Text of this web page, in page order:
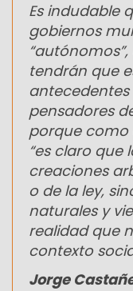
Es indudable
gobiernos
tendrán que
antecedentes
pensadores
porque como
“es claro que
creaciones
o de la ley,
naturales y
realidad que
contexto
Jorge